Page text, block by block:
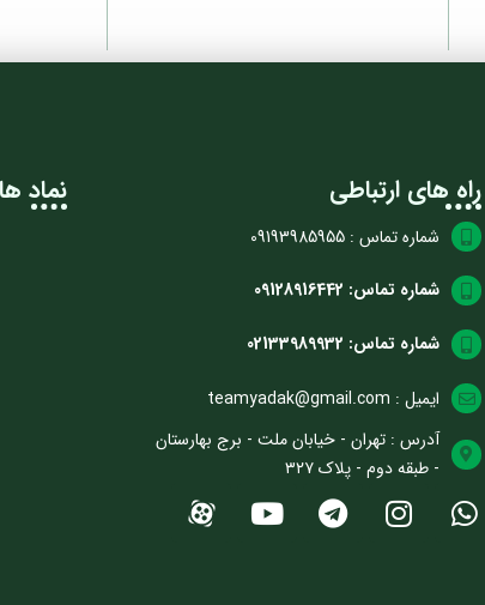
راه های ارتباطی
شماره تماس : 09193985955
شماره تماس: 09128916442
شماره تماس: 02133989932
ایمیل : teamyadak@gmail.com
آدرس : تهران - خیابان ملت - برج بهارستان
- طبقه دوم - پلاک ۳۲۷
نماد